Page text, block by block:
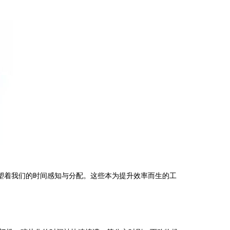
我们的时间感知与分配。这些本为提升效率而生的工